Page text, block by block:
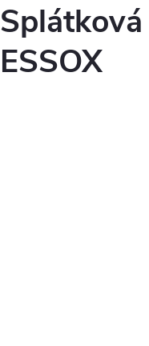
ESSOX